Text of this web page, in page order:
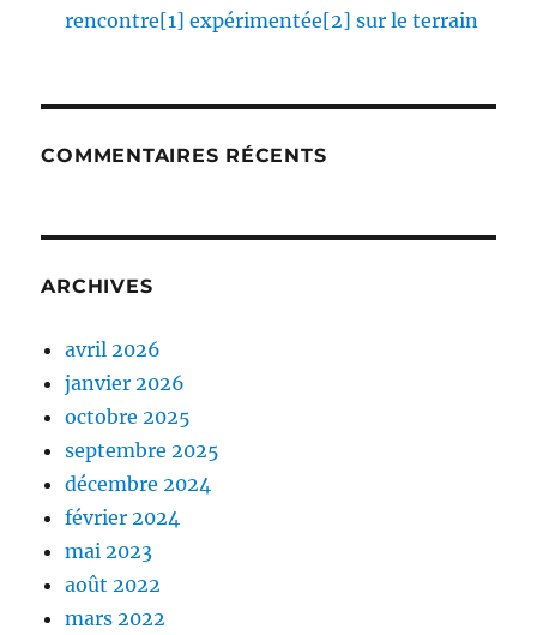
rencontre[1] expérimentée[2] sur le terrain
COMMENTAIRES RÉCENTS
ARCHIVES
avril 2026
janvier 2026
octobre 2025
septembre 2025
décembre 2024
février 2024
mai 2023
août 2022
mars 2022